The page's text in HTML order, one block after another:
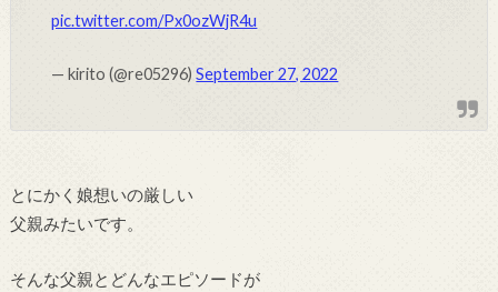
pic.twitter.com/Px0ozWjR4u
— kirito (@re05296)September 27, 2022
とにかく娘想いの厳しい
父親みたいです。
そんな父親とどんなエピソードが